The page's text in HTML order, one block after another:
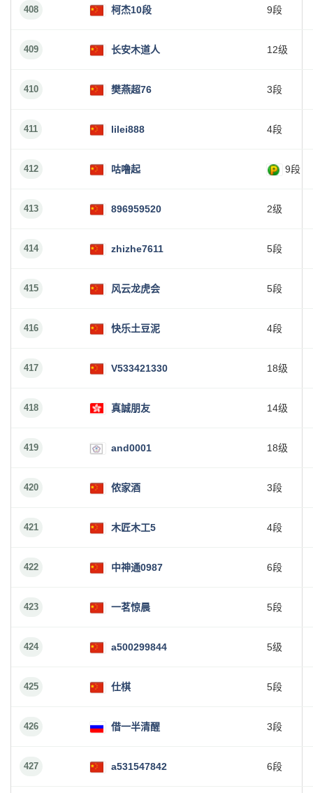
408 柯杰10段 9段
409 长安木道人 12级
410 樊燕超76 3段
411 lilei888 4段
412 咕噜起 9段
413 896959520 2级
414 zhizhe7611 5段
415 风云龙虎会 5段
416 快乐土豆泥 4段
417 V533421330 18级
418 真誠朋友 14级
419 and0001 18级
420 侬家酒 3段
421 木匠木工5 4段
422 中神通0987 6段
423 一茗惊晨 5段
424 a500299844 5级
425 仕棋 5段
426 借一半清醒 3段
427 a531547842 6段